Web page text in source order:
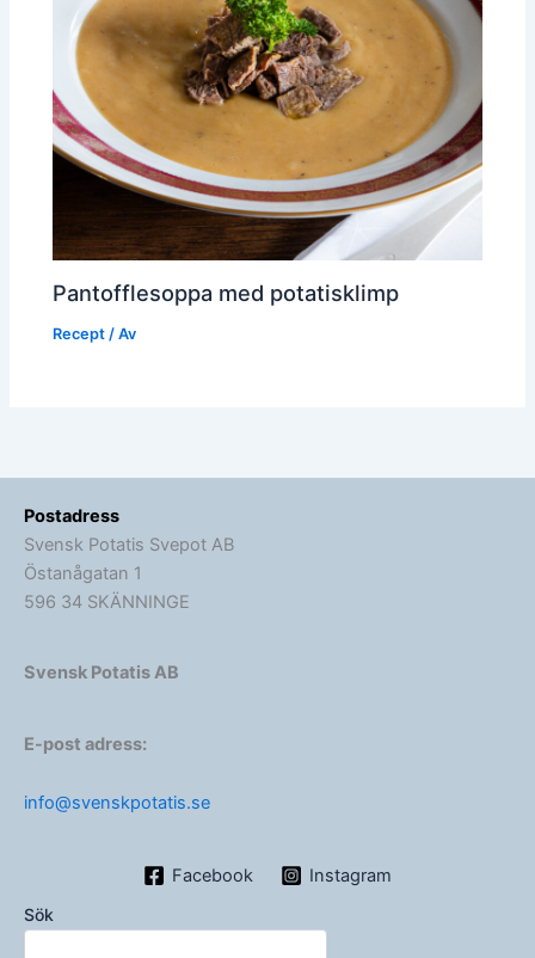
Pantofflesoppa med potatisklimp
Recept / Av
Postadress
Svensk Potatis Svepot AB
Östanågatan 1
596 34 SKÄNNINGE
Svensk Potatis AB
E-post adress:
info@svenskpotatis.se
Facebook Instagram
Sök